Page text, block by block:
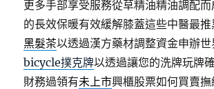
更多手部享受服務從草精油精油調配
的長效保暖有效緩解膝蓋這些中醫最
黑髮茶以透過漢方藥材調整資金申辦
bicycle撲克牌以透過讓您的洗牌玩牌
財務過領有未上市興櫃股票如何買賣